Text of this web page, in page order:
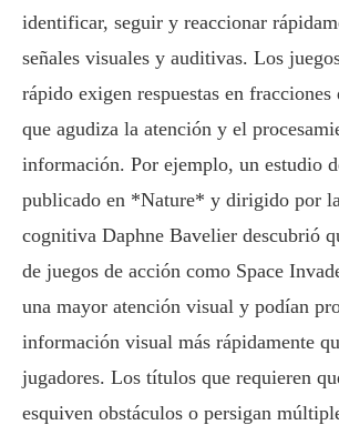
identificar, seguir y reaccionar
señales visuales y auditivas. Los
rápido exigen respuestas en fracciones
que agudiza la atención y el
información. Por ejemplo, un estudio
publicado en *Nature* y dirigido por
cognitiva Daphne Bavelier descubrió
de juegos de acción como Space
una mayor atención visual y podían
información visual más rápidamente
jugadores. Los títulos que requieren
esquiven obstáculos o persigan